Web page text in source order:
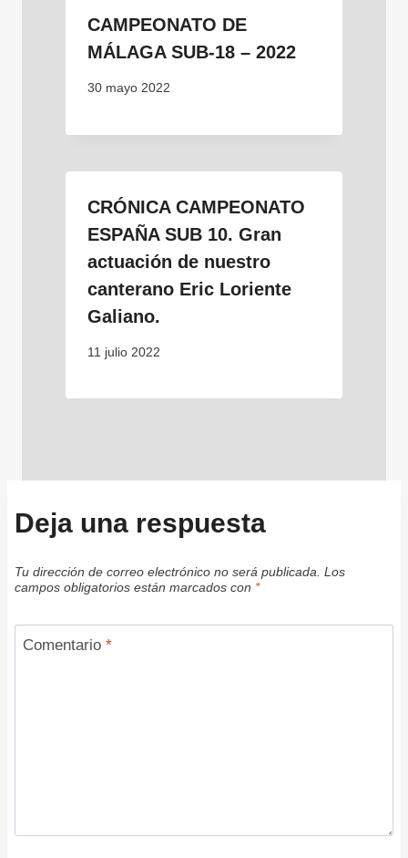
CAMPEONATO DE
MÁLAGA SUB-18 – 2022
30 mayo 2022
CRÓNICA CAMPEONATO
ESPAÑA SUB 10. Gran
actuación de nuestro
canterano Eric Loriente
Galiano.
11 julio 2022
Deja una respuesta
Tu dirección de correo electrónico no será publicada. Los
campos obligatorios están marcados con *
Comentario *